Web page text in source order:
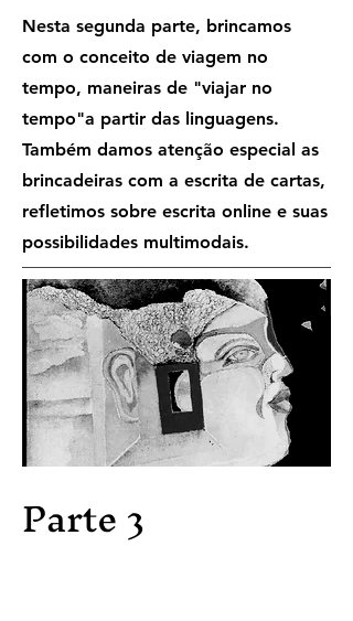
Nesta segunda parte, brincamos
com o conceito de viagem no
tempo, maneiras de "viajar no
tempo"a partir das linguagens.
Também damos atenção especial as
brincadeiras com a escrita de cartas,
refletimos sobre escrita online e suas
possibilidades multimodais.
Parte 3